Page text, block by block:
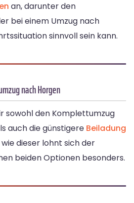
an, darunter den
bei einem Umzug nach
sinnvoll sein kann.
nach Horgen
sowohl den Komplettumzug
auch die günstigere Beiladung
dieser lohnt sich der
beiden Optionen besonders.